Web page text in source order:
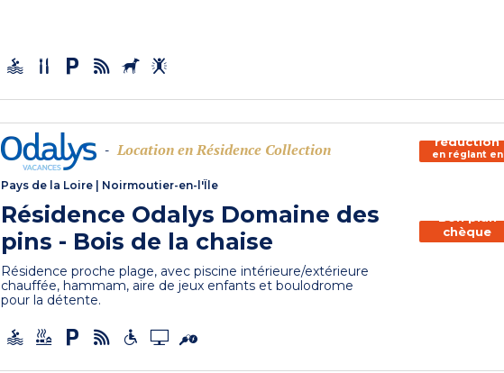
- Location en Résidence Collection
Pays de la Loire Noirmoutier-en-l'Île
Résidence Odalys Domaine des
pins - Bois de la chaise
Résidence proche plage, avec piscine intérieure/extérieure
chauffée, hammam, aire de jeux enfants et boulodrome
pour la détente.
150€ de
réduction
en réglant en
chèque
Bon plan
chèque
vacances